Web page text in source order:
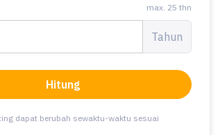
max. 25 thn
Tahun
Hitung
dapat berubah sewaktu-waktu sesuai